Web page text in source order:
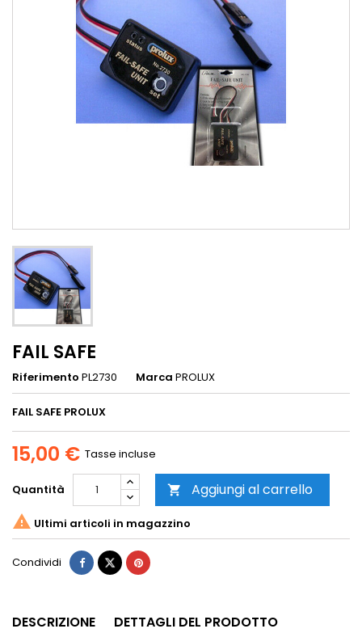
FAIL SAFE
Riferimento PL2730 Marca PROLUX
FAIL SAFE PROLUX
15,00 € Tasse incluse
Quantità  Aggiungi al carrello
 Ultimi articoli in magazzino
Condividi
DESCRIZIONE DETTAGLI DEL PRODOTTO